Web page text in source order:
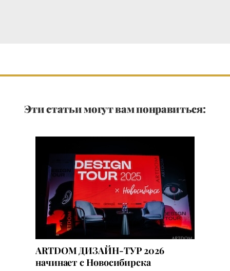
Эти статьи могут вам понравиться:
ARTDOM ДИЗАЙН-ТУР 2026
начинает с Новосибирска